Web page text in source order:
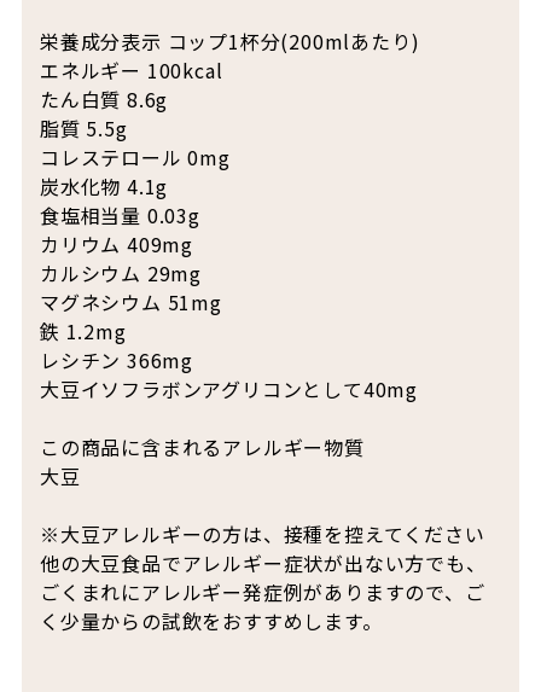
栄養成分表示 コップ1杯分(200mlあたり)
エネルギー 100kcal
たん白質 8.6g
脂質 5.5g
コレステロール 0mg
炭水化物 4.1g
食塩相当量 0.03g
カリウム 409mg
カルシウム 29mg
マグネシウム 51mg
鉄 1.2mg
レシチン 366mg
大豆イソフラボンアグリコンとして40mg
この商品に含まれるアレルギー物質
大豆
※大豆アレルギーの方は、接種を控えてください
他の大豆食品でアレルギー症状が出ない方でも、
ごくまれにアレルギー発症例がありますので、ご
く少量からの試飲をおすすめします。